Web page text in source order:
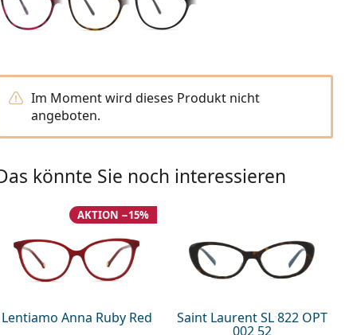
Im Moment wird dieses Produkt nicht
angeboten.
könnte Sie noch interessieren
Lentiamo Anna Ruby Red
AKTION −15%
Saint Laurent SL 822 OPT
002 52